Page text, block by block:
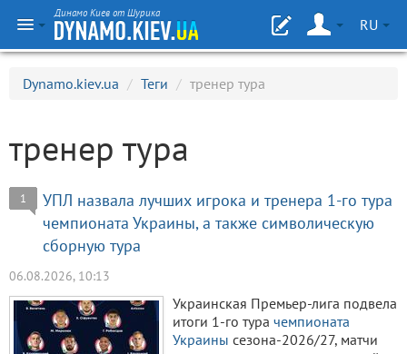
Динамо Киев от Шурика
RU
Dynamo.kiev.ua / Теги / тренер тура
тренер тура
1
УПЛ назвала лучших игрока и тренера 1-го тура
чемпионата Украины, а также символическую
сборную тура
06.08.2026, 10:13
Украинская Премьер-лига подвела
итоги 1-го тура чемпионата
Украины сезона-2026/27, матчи